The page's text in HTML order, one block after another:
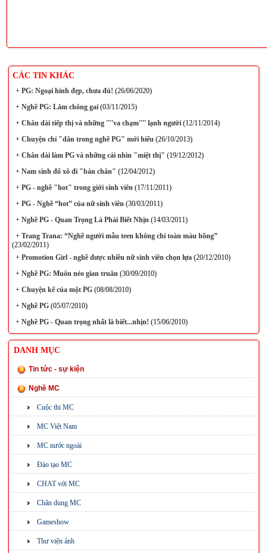
CÁC TIN KHÁC
+PG: Ngoại hình đẹp, chưa đủ! (26/06/2020)
+Nghề PG: Lắm chông gai(03/11/2015)
+Chân dài tiếp thị và những ''''va chạm'''' lạnh người(12/11/2014)
+Chuyện chỉ "dân trong nghề PG" mới hiểu(26/10/2013)
+Chân dài làm PG và những cái nhìn "miệt thị" (19/12/2012)
+Nam sinh đổ xô đi "bán chân" (12/04/2012)
+PG - nghề "hot" trong giới sinh viên(17/11/2011)
+PG - Nghề “hot” của nữ sinh viên(30/03/2011)
+Nghề PG - Quan Trọng Là Phải Biết Nhịn(14/03/2011)
+Trang Trana: “Nghề người mẫu teen không chỉ toàn màu hồng”
(23/02/2011)
+Promotion Girl - nghề được nhiều nữ sinh viên chọn lựa(20/12/2010)
+Nghề PG: Muôn nẻo gian truân(30/09/2010)
+Chuyện kể của một PG(08/08/2010)
+Nghề PG(05/07/2010)
+Nghề PG - Quan trọng nhất là biết...nhịn! (15/06/2010)
DANH MỤC
Tin tức - sự kiện
Nghề MC
Cuộc thi MC
MC Việt Nam
MC nước ngoài
Đào tạo MC
CHAT với MC
Chân dung MC
Gameshow
Thư viện ảnh